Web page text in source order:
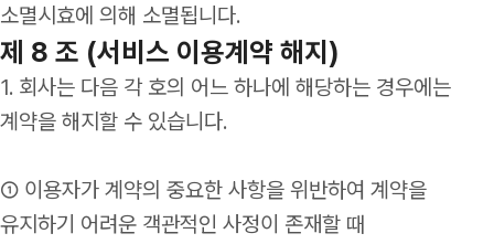
소멸시효에 의해 소멸됩니다.
제 8 조 (서비스 이용계약 해지)
1. 회사는 다음 각 호의 어느 하나에 해당하는 경우에는
계약을 해지할 수 있습니다.
① 이용자가 계약의 중요한 사항을 위반하여 계약을
유지하기 어려운 객관적인 사정이 존재할 때